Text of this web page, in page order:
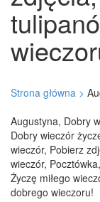
Strona główna >
Augustyna, Dobry
Dobry wieczór
wieczór, Pobierz
wieczór,
Życzę miłego
dobrego wieczoru!